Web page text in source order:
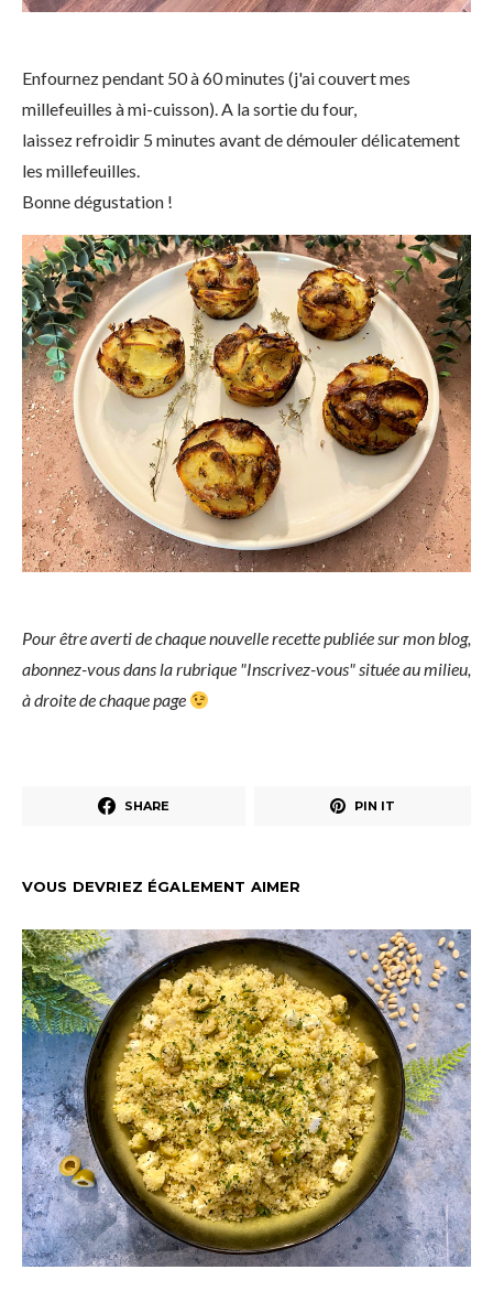
Enfournez pendant 50 à 60 minutes (j'ai couvert mes
millefeuilles à mi-cuisson). A la sortie du four,
laissez refroidir 5 minutes avant de démouler délicatement
les millefeuilles.
Bonne dégustation !
Pour être averti de chaque nouvelle recette publiée sur mon blog,
abonnez-vous dans la rubrique "Inscrivez-vous" située au milieu,
à droite de chaque page
SHARE PIN IT
VOUS DEVRIEZ ÉGALEMENT AIMER